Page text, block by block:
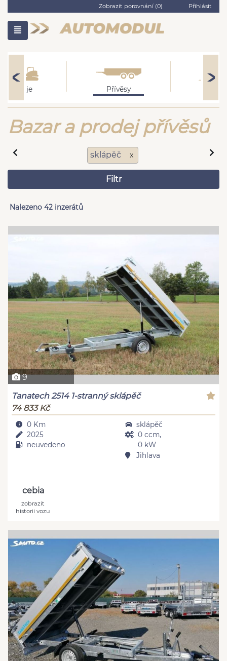
Zobrazit porovnání (0) Přihlásit
Stroje Přívěsy
Bazar a prodej přívěsů
sklápěč x
Filtr
Nalezeno 42 inzerátů
9
Tanatech 2514 1-stranný sklápěč
74 833 Kč
0 Km
2025
neuvedeno
sklápěč
0 ccm,
0 kW
Jihlava
cebia
zobrazit
historii vozu